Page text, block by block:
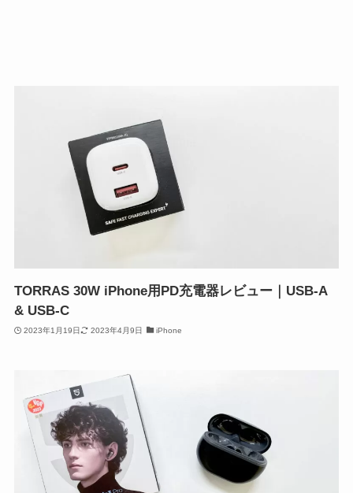
TORRAS 30W iPhone用PD充電器レビュー｜USB-A
& USB-C
2023年1月19日 2023年4月9日 iPhone